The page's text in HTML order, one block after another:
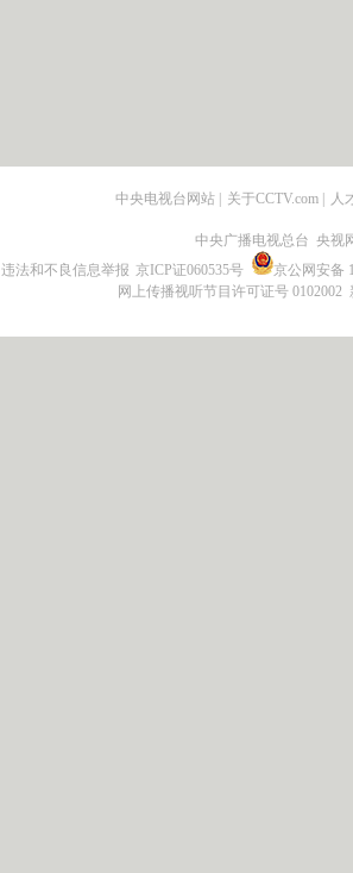
中央电视台网站 | 关于CCTV.com | 人
中央广播电视总台 央视
违法和不良信息举报 京ICP证060535号
京公网安备
网上传播视听节目许可证号 0102002